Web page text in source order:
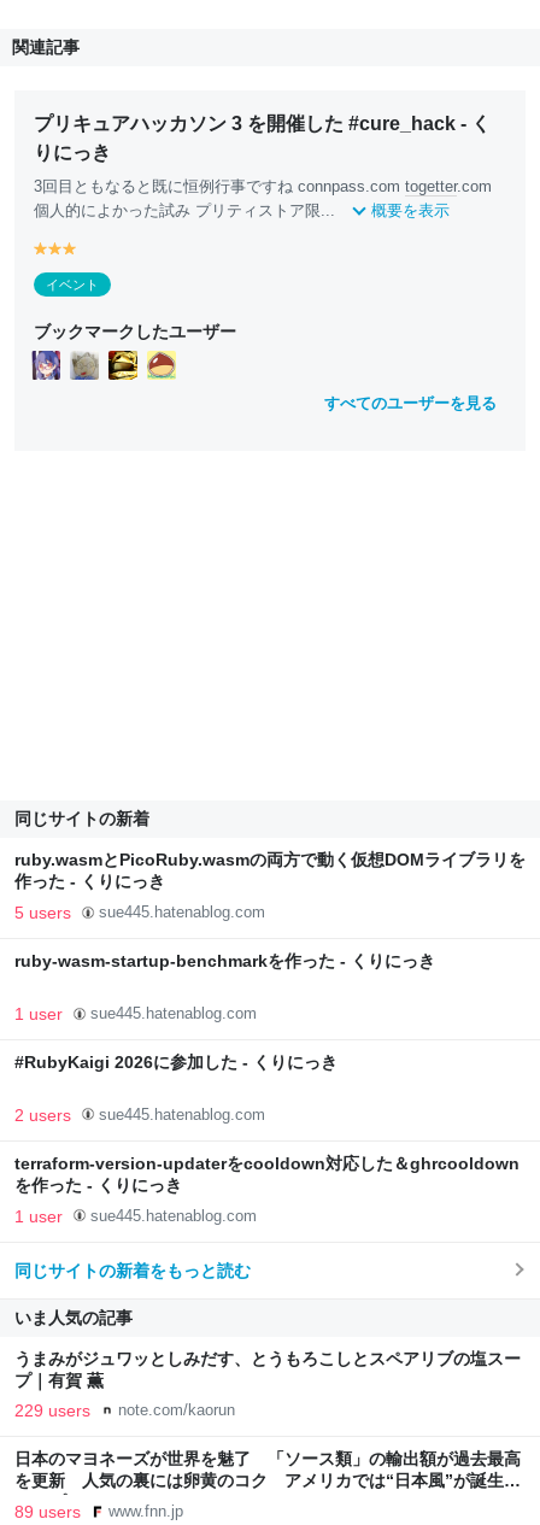
関連記事
プリキュアハッカソン 3 を開催した #cure_hack - く
りにっき
3回目ともなると既に恒例行事ですね connpass.com togetter.com
個人的によかった試み プリティストア限...
概要を表示
y
e
ll
w
y
e
ll
o
w
e
ll
w
イベント
ブックマークしたユーザー
すべてのユーザーを見る
同じサイトの新着
ruby.wasmとPicoRuby.wasmの両方で動く仮想DOMライブラリを
作った - くりにっき
5 users sue445.hatenablog.com
ruby-wasm-startup-benchmarkを作った - くりにっき
1 user sue445.hatenablog.com
#RubyKaigi 2026に参加した - くりにっき
2 users sue445.hatenablog.com
terraform-version-updaterをcooldown対応した＆ghrcooldown
を作った - くりにっき
1 user sue445.hatenablog.com
同じサイトの新着をもっと読む
いま人気の記事
うまみがジュワッとしみだす、とうもろこしとスペアリブの塩スー
プ｜有賀 薫
229 users note.com/kaorun
日本のマヨネーズが世界を魅了 「ソース類」の輸出額が過去最高
を更新 人気の裏には卵黄のコク アメリカでは“日本風”が誕生｜
FNNプライムオンライン
89 users www.fnn.jp